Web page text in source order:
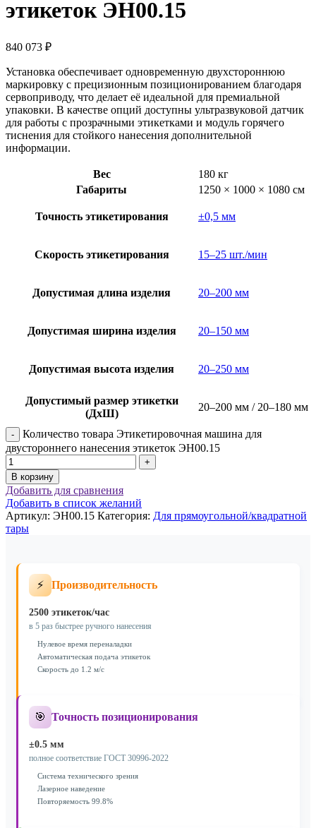
этикеток ЭН00.15
840 073 ₽
Установка обеспечивает одновременную двухстороннюю
маркировку с прецизионным позиционированием благодаря
сервоприводу, что делает её идеальной для премиальной
упаковки. В качестве опций доступны ультразвуковой датчик
для работы с прозрачными этикетками и модуль горячего
тиснения для стойкого нанесения дополнительной
информации.
Вес
180 кг
Габариты
1250 × 1000 × 1080 см
Точность этикетирования ±0,5 мм
Скорость этикетирования 15–25 шт./мин
Допустимая длина изделия 20–200 мм
Допустимая ширина изделия 20–150 мм
Допустимая высота изделия 20–250 мм
Допустимый размер этикетки
(ДхШ)
20–200 мм / 20–180 мм
Количество товара Этикетировочная машина для
двустороннего нанесения этикеток ЭН00.15
В корзину
Добавить для сравнения
Добавить в список желаний
Артикул: ЭН00.15 Категория: Для прямоугoльной/квадратной
тары
⚡ Производительность
2500 этикеток/час
в 5 раз быстрее ручного нанесения
Нулевое время переналадки
Автоматическая подача этикеток
Скорость до 1.2 м/с
🎯 Точность позиционирования
±0.5 мм
полное соответствие ГОСТ 30996-2022
Система технического зрения
Лазерное наведение
Повторяемость 99.8%